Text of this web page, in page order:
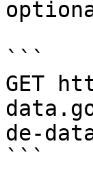
```
GET
de-
```